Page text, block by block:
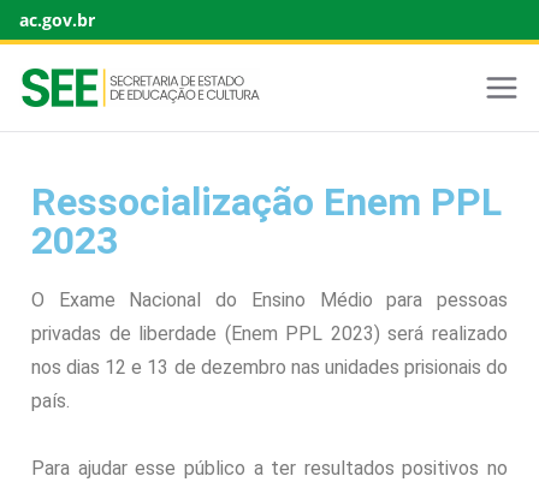
ac.gov.br
Ressocialização Enem PPL
2023
O Exame Nacional do Ensino Médio para pessoas
privadas de liberdade (Enem PPL 2023) será realizado
nos dias 12 e 13 de dezembro nas unidades prisionais do
país.
Para ajudar esse público a ter resultados positivos no